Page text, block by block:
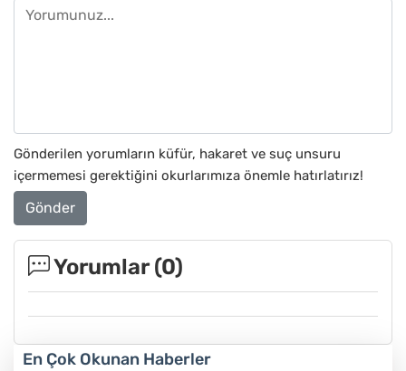
Gönderilen yorumların küfür, hakaret ve suç unsuru
içermemesi gerektiğini okurlarımıza önemle hatırlatırız!
Gönder
Yorumlar (0)
En Çok Okunan Haberler